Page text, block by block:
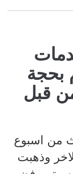
بحجة
قبل
من اسبوع
الاخر وذهبت